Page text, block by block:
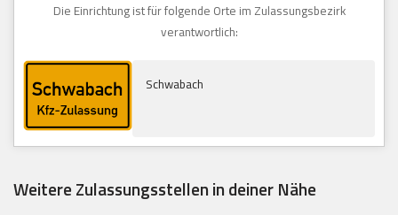
Die Einrichtung ist für folgende Orte im Zulassungsbezirk
verantwortlich:
Schwabach
Weitere Zulassungsstellen in deiner Nähe